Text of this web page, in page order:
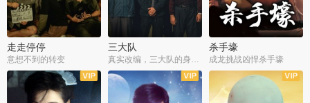
走走停停
意想不到的转变
三大队 杀手壕
成龙挑战凶悍杀手壕